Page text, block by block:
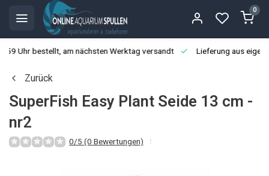
0
Uhr bestellt, am nächsten Werktag versandt Lieferung aus
Zurück
SuperFish Easy Plant Seide 13 cm -
nr2
0/5 (0 Bewertungen)